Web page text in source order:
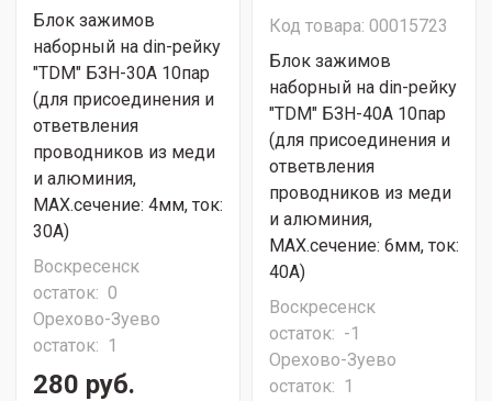
Блок зажимов
наборный на din-рейку
"TDM" БЗН-30А 10пар
(для присоединения и
ответвления
проводников из меди
и алюминия,
МАХ.сечение: 4мм, ток:
30А)
Воскресенск
остаток: 0
Орехово-Зуево
остаток: 1
280 руб.
Код товара: 00015723
Блок зажимов
наборный на din-рейку
"TDM" БЗН-40А 10пар
(для присоединения и
ответвления
проводников из меди
и алюминия,
МАХ.сечение: 6мм, ток:
40А)
Воскресенск
остаток: -1
Орехово-Зуево
остаток: 1